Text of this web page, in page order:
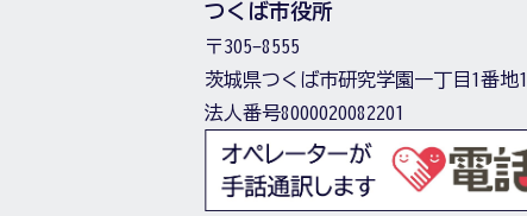
つくば市役所
〒305-8555
茨城県つくば市研究学園一丁目1番地1
法人番号8000020082201